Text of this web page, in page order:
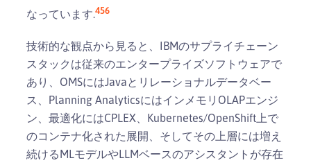
なっています.456
技術的な観点から見ると、IBMのサプライチェーン
スタックは従来のエンタープライズソフトウェアで
あり、OMSにはJavaとリレーショナルデータベー
ス、Planning AnalyticsにはインメモリOLAPエンジ
ン、最適化にはCPLEX、Kubernetes/OpenShift上で
のコンテナ化された展開、そしてその上層には増え
続けるMLモデルやLLMベースのアシスタントが存在